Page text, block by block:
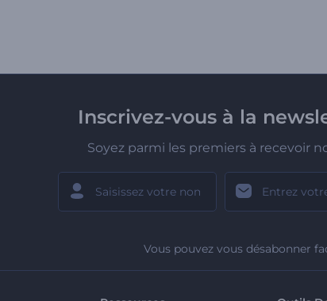
Inscrivez-vous à la
Soyez parmi les premiers à recevoir
Vous pouvez vous désabonner